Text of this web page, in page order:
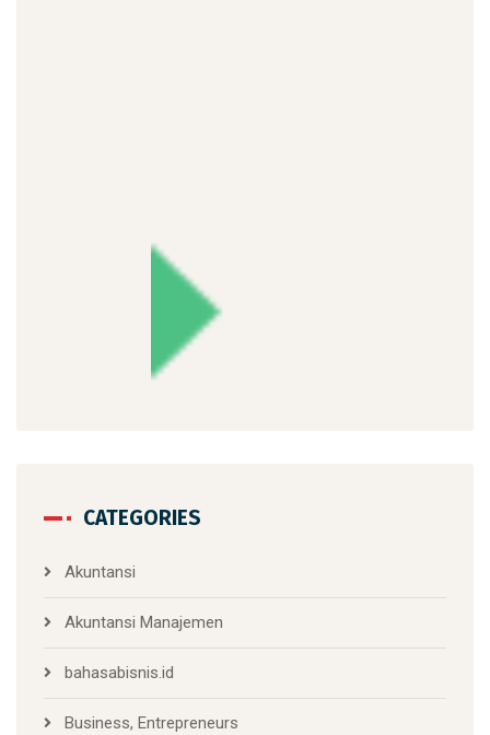
CATEGORIES
Akuntansi
Akuntansi Manajemen
bahasabisnis.id
Business, Entrepreneurs